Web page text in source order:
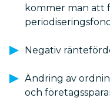
kommer man att
Negativ
Ändring av
och